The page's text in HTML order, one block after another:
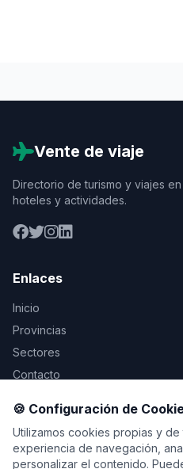
Vente de viaje
Directorio de turismo y viajes
hoteles y actividades.
Enlaces
Inicio
Provincias
Sectores
Contacto
Legal
Aviso Legal
🍪 Configuración de
Utilizamos cookies propias y
experiencia de navegación,
personalizar el contenido.